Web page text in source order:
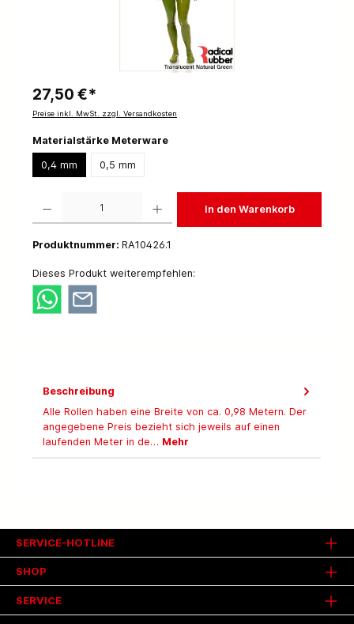
27,50 €*
Preise inkl. MwSt. zzgl. Versandkosten
Materialstärke Meterware
0,4 mm 0,5 mm
In den Warenkorb
Produktnummer: RA10426.1
Dieses Produkt weiterempfehlen:
Beschreibung
Alle Rollen haben eine Breite von ca. 0,98 Metern. Der
angegebene Preis bezieht sich jeweils auf einen
laufenden Meter in de… Mehr
SHOP
SERVICE
SERVICE-HOTLINE